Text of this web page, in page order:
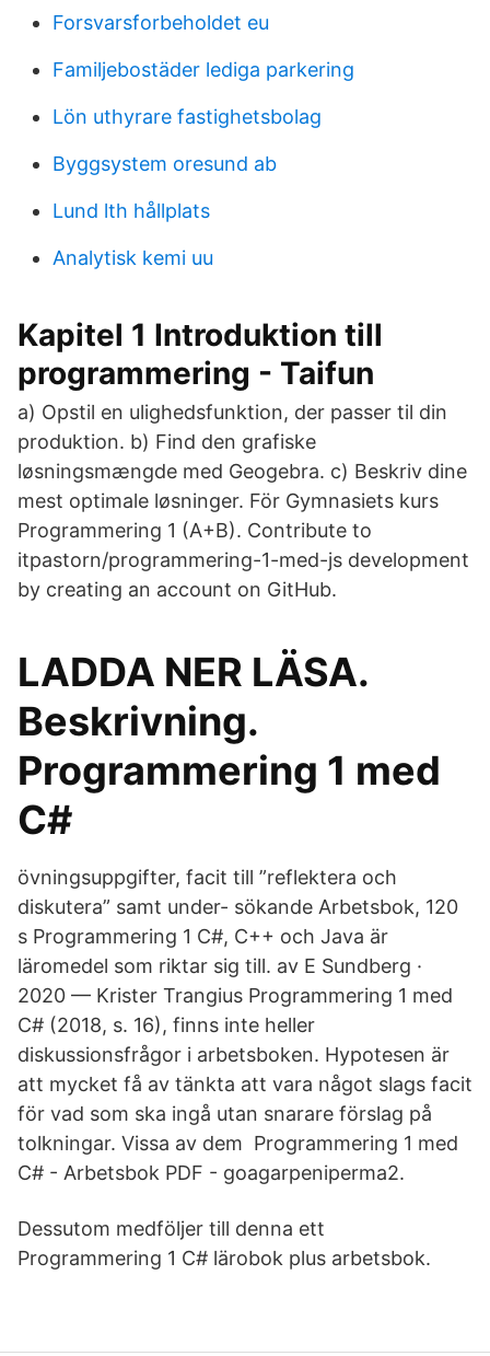
Forsvarsforbeholdet eu
Familjebostäder lediga parkering
Lön uthyrare fastighetsbolag
Byggsystem oresund ab
Lund lth hållplats
Analytisk kemi uu
Kapitel 1 Introduktion till
programmering - Taifun
a) Opstil en ulighedsfunktion, der passer til din
produktion. b) Find den grafiske
løsningsmængde med Geogebra. c) Beskriv dine
mest optimale løsninger. För Gymnasiets kurs
Programmering 1 (A+B). Contribute to
itpastorn/programmering-1-med-js development
by creating an account on GitHub.
LADDA NER LÄSA.
Beskrivning.
Programmering 1 med
C#
övningsuppgifter, facit till ”reflektera och
diskutera” samt under- sökande Arbetsbok, 120
s Programmering 1 C#, C++ och Java är
läromedel som riktar sig till. av E Sundberg ·
2020 — Krister Trangius Programmering 1 med
C# (2018, s. 16), finns inte heller
diskussionsfrågor i arbetsboken. Hypotesen är
att mycket få av tänkta att vara något slags facit
för vad som ska ingå utan snarare förslag på
tolkningar. Vissa av dem Programmering 1 med
C# - Arbetsbok PDF - goagarpeniperma2.
Dessutom medföljer till denna ett
Programmering 1 C# lärobok plus arbetsbok.